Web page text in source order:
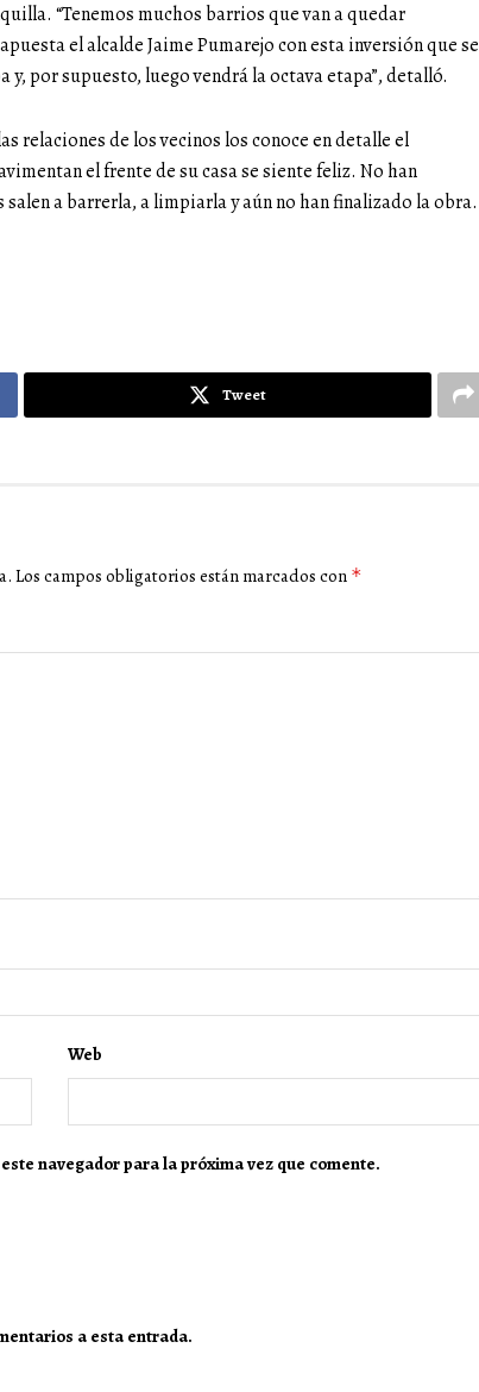
“Tenemos muchos barrios que van a quedar
el alcalde Jaime Pumarejo con esta inversión que se
por supuesto, luego vendrá la octava etapa”, detalló.
relaciones de los vecinos los conoce en detalle el
el frente de su casa se siente feliz. No han
a barrerla, a limpiarla y aún no han finalizado la obra.
Tweet
Los campos obligatorios están marcados con *
Web
navegador para la próxima vez que comente.
a esta entrada.